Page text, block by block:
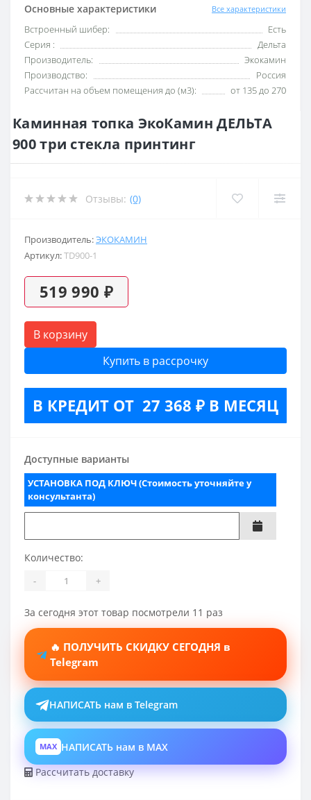
Основные характеристики Все характеристики
Встроенный шибер:
Есть
Серия :
Дельта
Производитель:
Экокамин
Производство:
Россия
Рассчитан на объем помещения до (м3):
от 135 до 270
Каминная топка ЭкоКамин ДЕЛЬТА
900 три стекла принтинг
Отзывы: (0)
Производитель:ЭКОКАМИН
Артикул:TD900-1
519 990 ₽
В корзину
Купить в рассрочку
В КРЕДИТ ОТ 27 368 ₽ В МЕСЯЦ
Доступные варианты
УСТАНОВКА ПОД КЛЮЧ (Стоимость уточняйте у
консультанта)
Количество:
- +
За сегодня этот товар посмотрели 11 раз
🔥 ПОЛУЧИТЬ СКИДКУ СЕГОДНЯ в
Telegram
НАПИСАТЬ нам в Telegram
MAX НАПИСАТЬ нам в MAX
Рассчитать доставку